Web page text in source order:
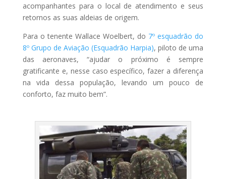
acompanhantes para o local de atendimento e seus
retornos as suas aldeias de origem.
Para o tenente Wallace Woelbert, do 7º esquadrão do
8º Grupo de Aviação (Esquadrão Harpia), piloto de uma
das aeronaves, “ajudar o próximo é sempre
gratificante e, nesse caso específico, fazer a diferença
na vida dessa população, levando um pouco de
conforto, faz muito bem”.